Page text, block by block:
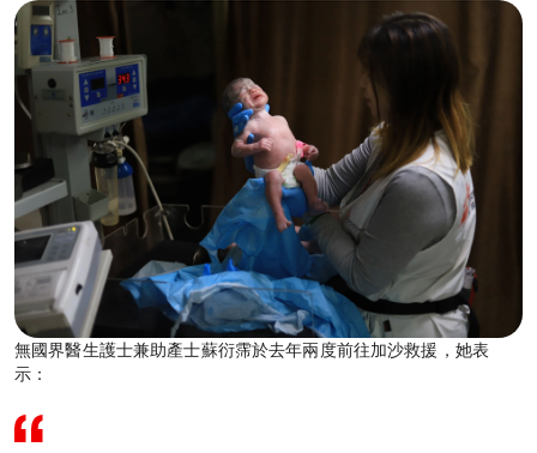
無國界醫生護士兼助產士蘇衍霈於去年兩度前往加沙救援，她表
示：